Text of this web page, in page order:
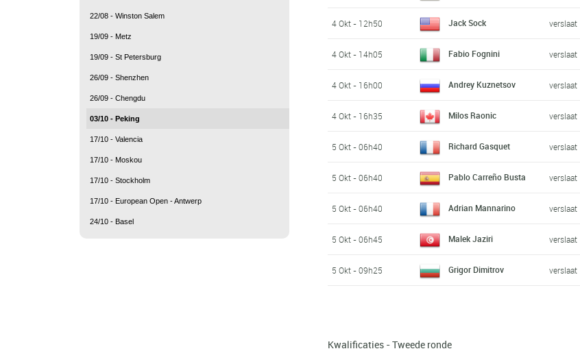
22/08 - Winston Salem
19/09 - Metz
19/09 - St Petersburg
26/09 - Shenzhen
26/09 - Chengdu
03/10 - Peking
17/10 - Valencia
17/10 - Moskou
17/10 - Stockholm
17/10 - European Open - Antwerp
24/10 - Basel
4 Okt - 12h50 Jack Sock verslaat
4 Okt - 14h05 Fabio Fognini verslaat
4 Okt - 16h00 Andrey Kuznetsov verslaat
4 Okt - 16h35 Milos Raonic verslaat
5 Okt - 06h40 Richard Gasquet verslaat
5 Okt - 06h40 Pablo Carreño Busta verslaat
5 Okt - 06h40 Adrian Mannarino verslaat
5 Okt - 06h45 Malek Jaziri verslaat
5 Okt - 09h25 Grigor Dimitrov verslaat
Kwalificaties - Tweede ronde